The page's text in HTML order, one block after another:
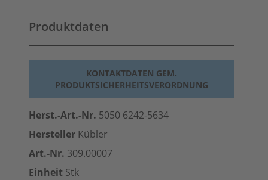
Produktdaten
KONTAKTDATEN GEM.
PRODUKTSICHERHEITSVERORDNUNG
Herst.-Art.-Nr. 5050 6242-5634
Hersteller Kübler
Art.-Nr. 309.00007
Einheit Stk